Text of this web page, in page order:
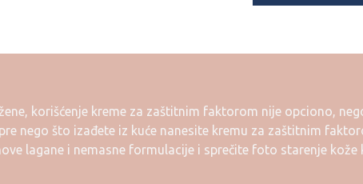
korišćenje kreme za zaštitnim faktorom nije opciono,
nego što izađete iz kuće nanesite kremu za zaštitnim
lagane i nemasne formulacije i sprečite foto starenje